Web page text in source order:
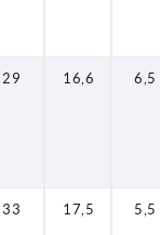
29 16,6 6,5
33 17,5 5,5